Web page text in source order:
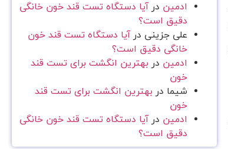
ادمین درآیا دستگاه تست قند خون خانگی
دقیق است؟
علی جزینی درآیا دستگاه تست قند خون
خانگی دقیق است؟
ادمین در بهترین انگشت برای تست قند
خون
شیما در بهترین انگشت برای تست قند
خون
ادمین درآیا دستگاه تست قند خون خانگی
دقیق است؟